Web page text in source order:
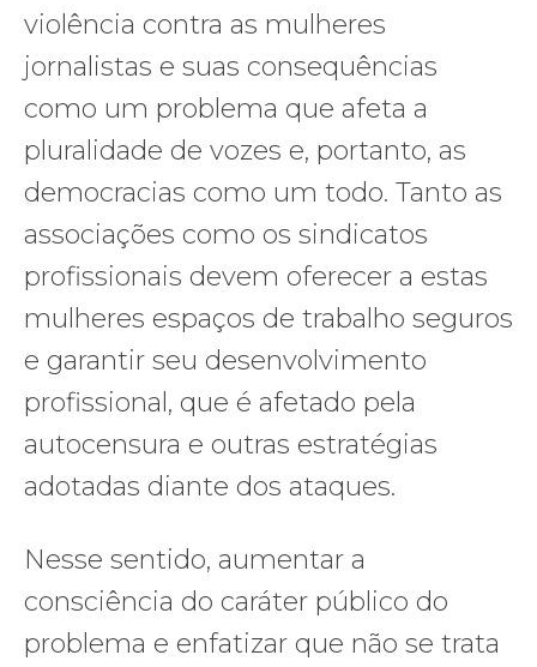
violência contra as mulheres
jornalistas e suas consequências
como um problema que afeta a
pluralidade de vozes e, portanto, as
democracias como um todo. Tanto as
associações como os sindicatos
profissionais devem oferecer a estas
mulheres espaços de trabalho seguros
e garantir seu desenvolvimento
profissional, que é afetado pela
autocensura e outras estratégias
adotadas diante dos ataques.
Nesse sentido, aumentar a
consciência do caráter público do
problema e enfatizar que não se trata